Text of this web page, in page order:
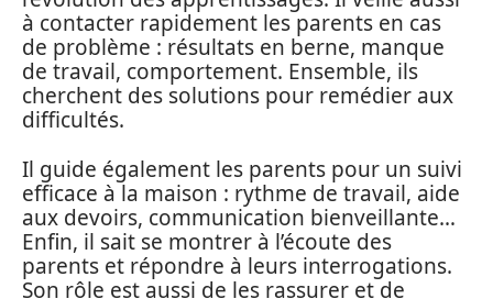
à contacter rapidement les parents en cas
de problème : résultats en berne, manque
de travail, comportement. Ensemble, ils
cherchent des solutions pour remédier aux
difficultés.
Il guide également les parents pour un suivi
efficace à la maison : rythme de travail, aide
aux devoirs, communication bienveillante…
Enfin, il sait se montrer à l’écoute des
parents et répondre à leurs interrogations.
Son rôle est aussi de les rassurer et de